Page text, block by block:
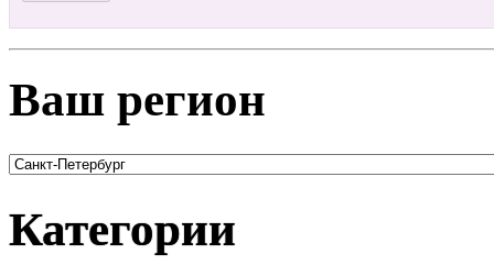
Ваш регион
Категории